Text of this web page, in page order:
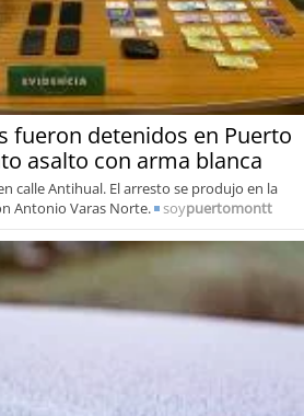
fueron detenidos en Puerto
asalto con arma blanca
calle Antihual. El arresto se produjo en la
Antonio Varas Norte.
soypuertomontt